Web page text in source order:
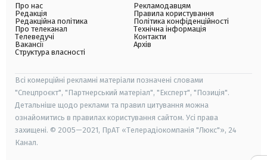
Про нас
Редакція
Редакційна політика
Про телеканал
Телеведучі
Вакансії
Структура власності
Рекламодавцям
Правила користування
Політика конфіденційності
Технічна інформація
Контакти
Архів
Всі комерційні рекламні матеріали позначені словами
"Спецпроєкт", "Партнерський матеріал", "Експерт", "Позиція".
Детальніше щодо реклами та правил цитування можна
ознайомитись в правилах користування сайтом. Усі права
захищені. © 2005—2021, ПрАТ «Телерадіокомпанія "Люкс"», 24
Канал.